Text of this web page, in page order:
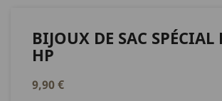
BIJOUX DE SAC SPÉCIAL
HP
9,90 €